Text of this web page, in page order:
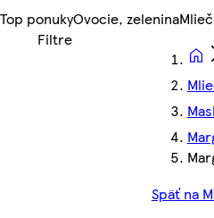
Top ponukyOvocie, zelenina
Späť na